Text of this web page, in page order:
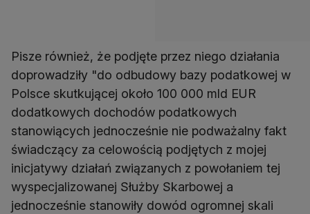
Pisze również, że podjęte przez niego działania
doprowadziły "do odbudowy bazy podatkowej w
Polsce skutkującej około 100 000 mld EUR
dodatkowych dochodów podatkowych
stanowiących jednocześnie nie podważalny fakt
świadczący za celowością podjętych z mojej
inicjatywy działań związanych z powołaniem tej
wyspecjalizowanej Służby Skarbowej a
jednocześnie stanowiły dowód ogromnej skali